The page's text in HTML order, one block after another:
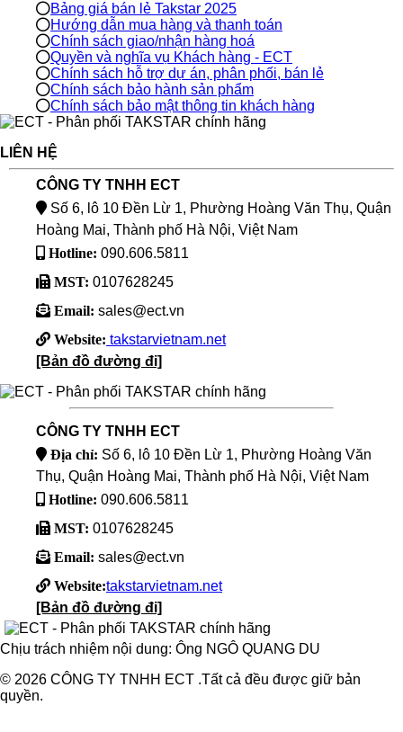
Bảng giá bán lẻ Takstar 2025
Hướng dẫn mua hàng và thanh toán
Chính sách giao/nhận hàng hoá
Quyền và nghĩa vụ Khách hàng - ECT
Chính sách hỗ trợ dự án, phân phối, bán lẻ
Chính sách bảo hành sản phẩm
Chính sách bảo mật thông tin khách hàng
LIÊN HỆ
CÔNG TY TNHH ECT
Số 6, lô 10 Đền Lừ 1, Phường Hoàng Văn Thụ, Quận
Hoàng Mai, Thành phố Hà Nội, Việt Nam
Hotline: 090.606.5811
MST: 0107628245
Email: sales@ect.vn
Website: takstarvietnam.net
[Bản đồ đường đi]
CÔNG TY TNHH ECT
Địa chỉ: Số 6, lô 10 Đền Lừ 1, Phường Hoàng Văn
Thụ, Quận Hoàng Mai, Thành phố Hà Nội, Việt Nam
Hotline: 090.606.5811
MST: 0107628245
Email: sales@ect.vn
Website:takstarvietnam.net
[Bản đồ đường đi]
Chịu trách nhiệm nội dung: Ông NGÔ QUANG DU
© 2026 CÔNG TY TNHH ECT .Tất cả đều được giữ bản
quyền.